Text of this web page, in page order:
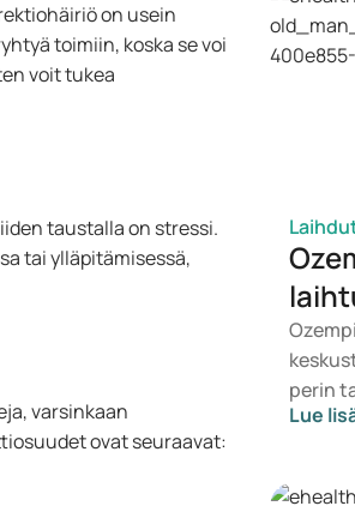
on usein
toimiin, koska se voi
voit tukea
taustalla on stressi.
tai ylläpitämisessä,
varsinkaan
ovat seuraavat:
perin
Lue